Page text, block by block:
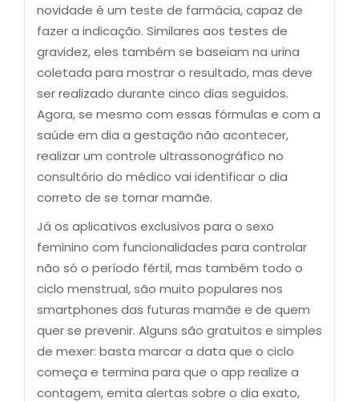
novidade é um teste de farmácia, capaz de
fazer a indicação. Similares aos testes de
gravidez, eles também se baseiam na urina
coletada para mostrar o resultado, mas deve
ser realizado durante cinco dias seguidos.
Agora, se mesmo com essas fórmulas e com a
saúde em dia a gestação não acontecer,
realizar um controle ultrassonográfico no
consultório do médico vai identificar o dia
correto de se tornar mamãe.
Já os aplicativos exclusivos para o sexo
feminino com funcionalidades para controlar
não só o período fértil, mas também todo o
ciclo menstrual, são muito populares nos
smartphones das futuras mamãe e de quem
quer se prevenir. Alguns são gratuitos e simples
de mexer: basta marcar a data que o ciclo
começa e termina para que o app realize a
contagem, emita alertas sobre o dia exato,